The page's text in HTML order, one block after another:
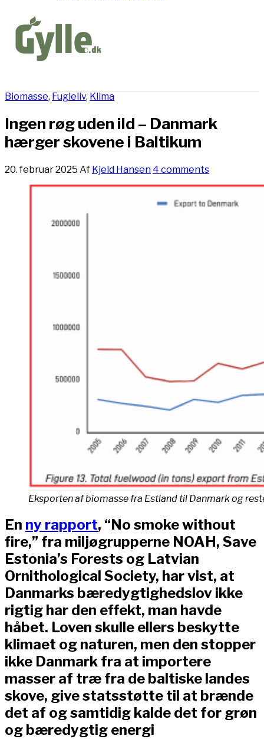
Biomasse, Fugleliv, Klima
Ingen røg uden ild – Danmark
hærger skovene i Baltikum
20. februar 2025 Af Kjeld Hansen 4 comments
Eksporten af biomasse fra Estland til Danmark og
En ny rapport, “No smoke without
fire,” fra miljøgrupperne NOAH, Save
Estonia’s Forests og Latvian
Ornithological Society, har vist, at
Danmarks bæredygtighedslov ikke
rigtig har den effekt, man havde
håbet. Loven skulle ellers beskytte
klimaet og naturen, men den stopper
ikke Danmark fra at importere
masser af træ fra de baltiske landes
skove, give statsstøtte til at brænde
det af og samtidig kalde det for grøn
og bæredygtig energi